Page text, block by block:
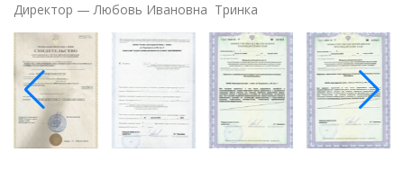
Директор — Любовь Ивановна Тринка